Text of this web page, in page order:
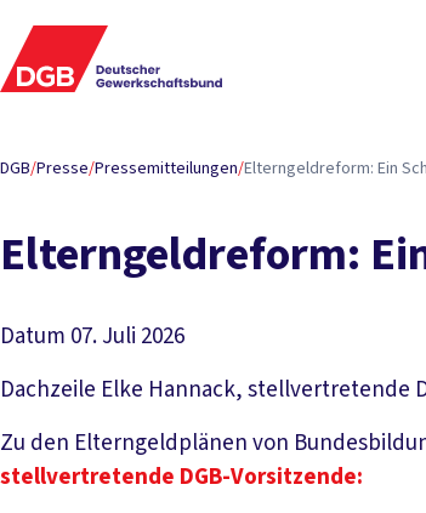
DGB/Presse/Pressemitteilungen/Elterngeldreform: Ein
Elterngeldreform:
Datum 07. Juli 2026
Dachzeile Elke Hannack, stellvertretende
Zu den Elterngeldplänen von
stellvertretende DGB-Vorsitzende: